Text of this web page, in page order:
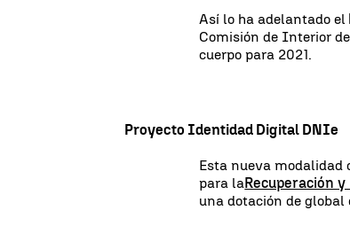
Así lo ha adelantado el
Comisión de Interior
cuerpo para 2021.
Proyecto Identidad Digital DNIe
Esta nueva modalidad
para laRecuperación
una dotación de global